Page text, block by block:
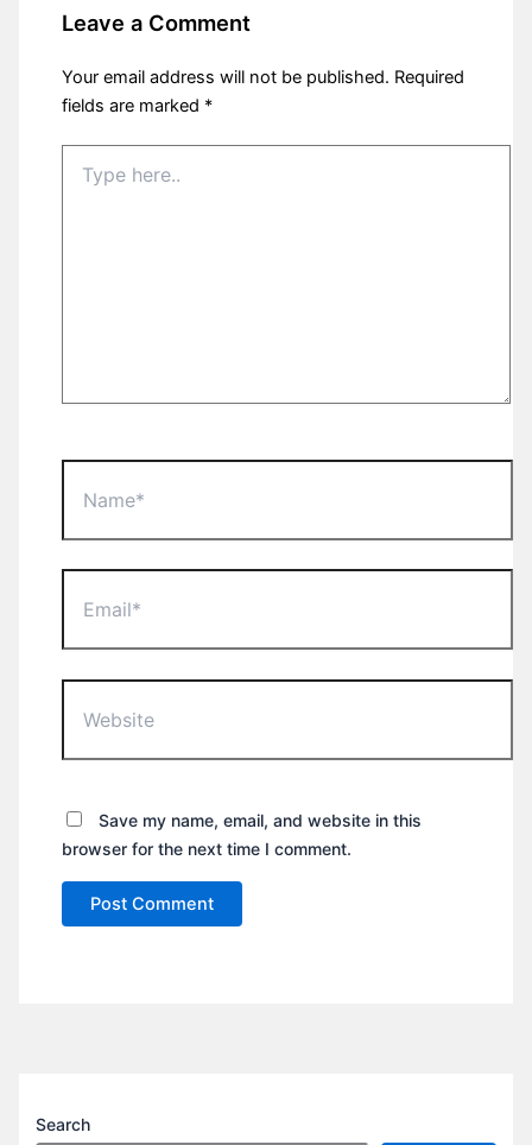
Leave a Comment
Your email address will not be published. Required
fields are marked *
here..
Save my name, email, and website in this
browser for the next time I comment.
Search